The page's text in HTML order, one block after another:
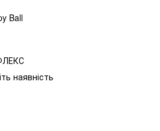
Ball
наявність